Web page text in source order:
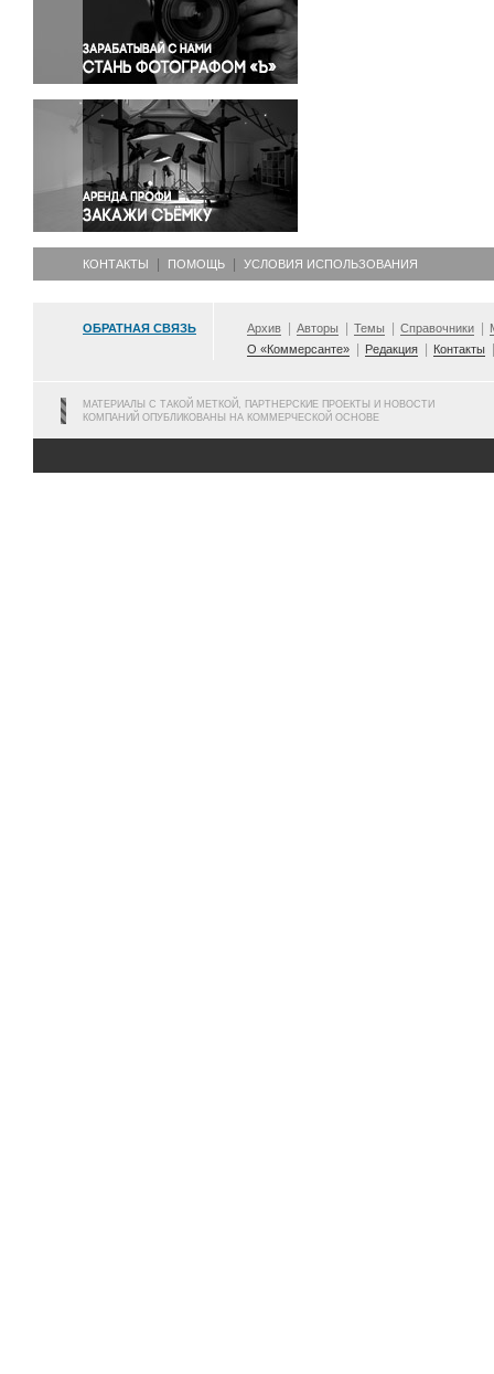
Правосудие
Происшествия и конфликты
Религия
Светская жизнь
Спорт
Экология
Экономика и бизнес
КОНТАКТЫ ПОМОЩЬ УСЛОВИЯ ИСПОЛЬЗОВАНИЯ
ОБРАТНАЯ СВЯЗЬ Архив Авторы Темы Справочники
О «Коммерсанте»
Редакция Контакты
МАТЕРИАЛЫ С ТАКОЙ МЕТКОЙ, ПАРТНЕРСКИЕ ПРОЕКТЫ И НОВОСТИ
КОМПАНИЙ ОПУБЛИКОВАНЫ НА КОММЕРЧЕСКОЙ ОСНОВЕ